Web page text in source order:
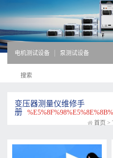
电机测试设备 泵测试设备
变压器测量仪维修手
册
首页 >